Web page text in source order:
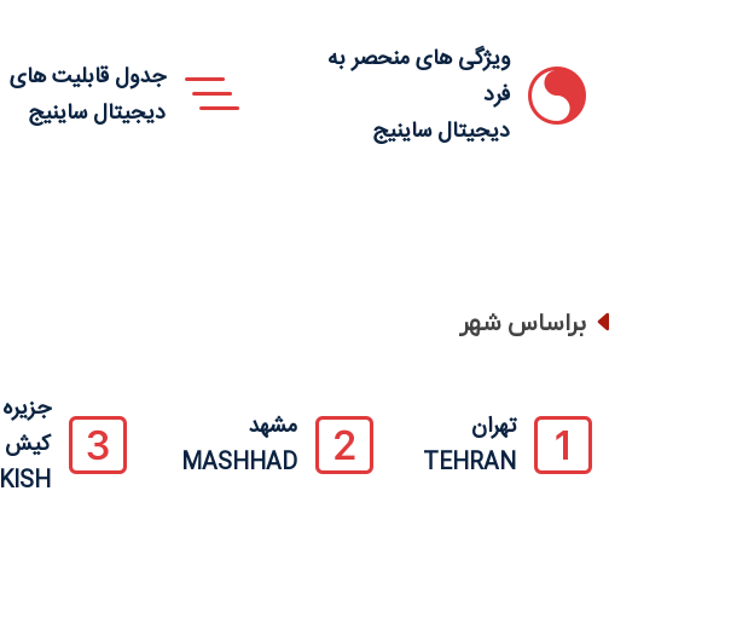
جدول قابلیت های
دیجیتال ساینیج
ویژگی های منحصر به
فرد
دیجیتال ساینیج
براساس شهر
جزیره
کیش
KISH
مشهد
MASHHAD
تهران
TEHRAN